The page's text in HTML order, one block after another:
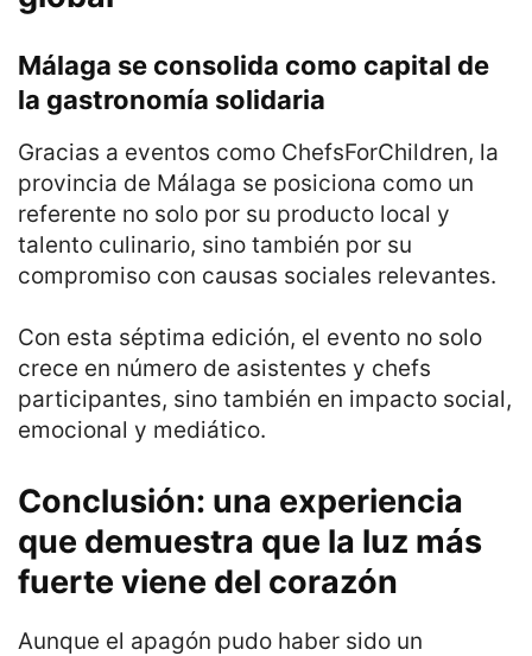
Málaga se consolida como capital de
la gastronomía solidaria
Gracias a eventos como ChefsForChildren, la
provincia de Málaga se posiciona como un
referente no solo por su producto local y
talento culinario, sino también por su
compromiso con causas sociales relevantes.
Con esta séptima edición, el evento no solo
crece en número de asistentes y chefs
participantes, sino también en impacto social,
emocional y mediático.
Conclusión: una experiencia
que demuestra que la luz más
fuerte viene del corazón
Aunque el apagón pudo haber sido un